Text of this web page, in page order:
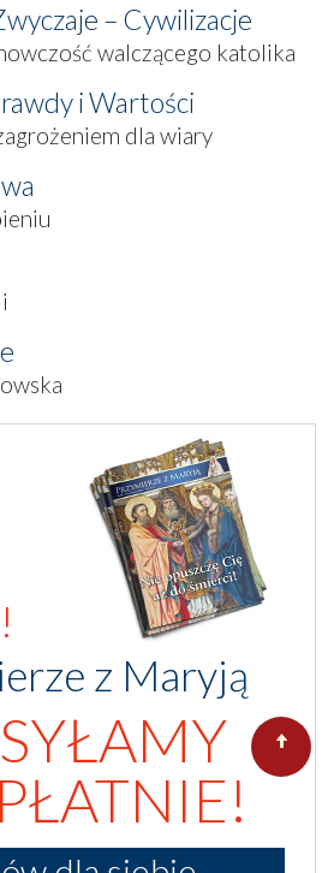
– Cywilizacje
walczącego katolika
i Wartości
dla wiary
z Maryją